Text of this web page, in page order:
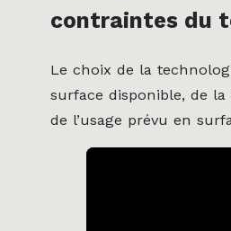
contraintes du
Le choix de la
surface disponible, de
de l’usage prévu en